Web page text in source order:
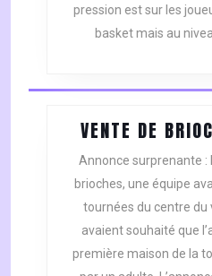
pression est sur les
basket mais au
VENTE DE
Annonce surprenante :
brioches, une équipe
tournées du centre du
avaient souhaité que
première maison de la